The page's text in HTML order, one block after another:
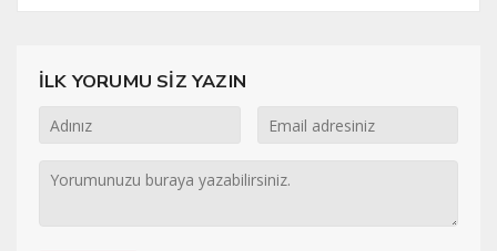
İLK YORUMU SİZ YAZIN